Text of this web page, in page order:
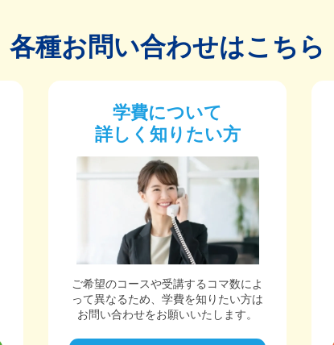
各種お問い合わせはこちら
学費について
詳しく知りたい方
ご希望のコースや受講するコマ数によ
って異なるため、学費を知りたい方は
お問い合わせをお願いいたします。